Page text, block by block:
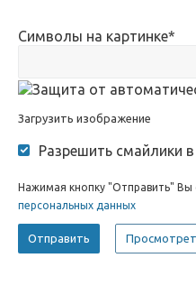
Символы на картинке*
Загрузить изображение
Разрешить смайлики
Нажимая кнопку "Отправить" Вы
персональных данных